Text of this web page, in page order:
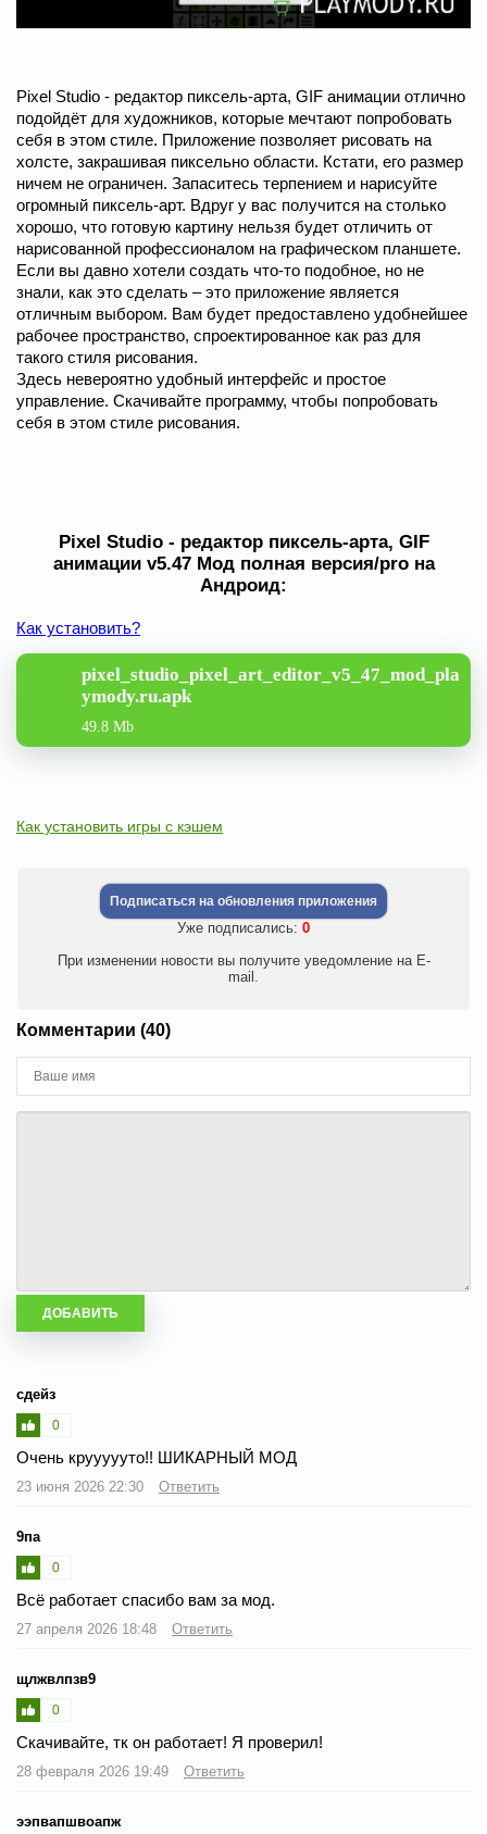
Pixel Studio - редактор пиксель-арта, GIF анимации отлично
подойдёт для художников, которые мечтают попробовать
себя в этом стиле. Приложение позволяет рисовать на
холсте, закрашивая пиксельно области. Кстати, его размер
ничем не ограничен. Запаситесь терпением и нарисуйте
огромный пиксель-арт. Вдруг у вас получится на столько
хорошо, что готовую картину нельзя будет отличить от
нарисованной профессионалом на графическом планшете.
Если вы давно хотели создать что-то подобное, но не
знали, как это сделать – это приложение является
отличным выбором. Вам будет предоставлено удобнейшее
рабочее пространство, спроектированное как раз для
такого стиля рисования.
Здесь невероятно удобный интерфейс и простое
управление. Скачивайте программу, чтобы попробовать
себя в этом стиле рисования.
Pixel Studio - редактор пиксель-арта, GIF
анимации v5.47 Мод полная версия/pro на
Андроид:
Как установить?
pixel_studio_pixel_art_editor_v5_47_mod_pla
ymody.ru.apk
49.8 Mb
Как установить игры с кэшем
Подписаться на обновления приложения
Уже подписались: 0
При изменении новости вы получите уведомление на E-
mail.
Комментарии (40)
сдейз
0
Очень круууууто!! ШИКАРНЫЙ МОД
23 июня 2026 22:30 Ответить
9па
0
Всё работает спасибо вам за мод.
27 апреля 2026 18:48 Ответить
щлжвлпзв9
0
Скачивайте, тк он работает! Я проверил!
28 февраля 2026 19:49 Ответить
ээпвапшвоапж